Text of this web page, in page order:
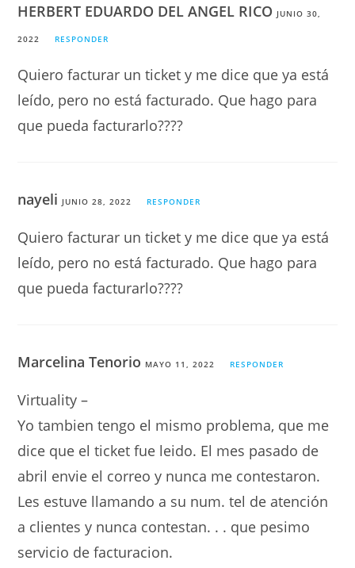
HERBERT EDUARDO DEL ANGEL RICO JUNIO 30,
2022 RESPONDER
Quiero facturar un ticket y me dice que ya está
leído, pero no está facturado. Que hago para
que pueda facturarlo????
nayeli JUNIO 28, 2022 RESPONDER
Quiero facturar un ticket y me dice que ya está
leído, pero no está facturado. Que hago para
que pueda facturarlo????
Marcelina Tenorio MAYO 11, 2022 RESPONDER
Virtuality –
Yo tambien tengo el mismo problema, que me
dice que el ticket fue leido. El mes pasado de
abril envie el correo y nunca me contestaron.
Les estuve llamando a su num. tel de atención
a clientes y nunca contestan. . . que pesimo
servicio de facturacion.